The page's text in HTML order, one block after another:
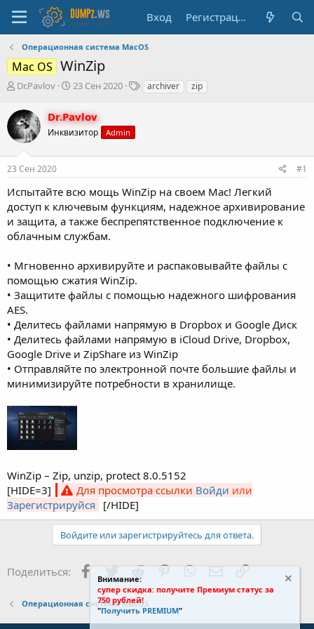
Вход Регистрация
Операционная система MacOS
Mac OS WinZip
А
т
о
р
е
м
Dr.Pavlov
Д
т
а
н
ч
а
23 Сен 2020
Тarchiver zip
Dr.Pavlov
Инквизитор Admin
23 Сен 2020 #1
Испытайте всю мощь WinZip на своем Mac! Легкий
доступ к ключевым функциям, надежное архивирование
и защита, а также беспрепятственное подключение к
облачным службам.
• Мгновенно архивируйте и распаковывайте файлы с
помощью сжатия WinZip.
• Защитите файлы с помощью надежного шифрования
AES.
• Делитесь файлами напрямую в Dropbox и Google Диск
• Делитесь файлами напрямую в iCloud Drive, Dropbox,
Google Drive и ZipShare из WinZip
• Отправляйте по электронной почте большие файлы и
минимизируйте потребности в хранилище.
WinZip – Zip, unzip, protect 8.0.5152
[HIDE=3]
Для просмотра ссылки Войди или
Зарегистрируйся [/HIDE]
Войдите или зарегистрируйтесь для ответа.
Поделиться: Facebook
TwitterRedditPinterestWhatsAppЭлектронная
Ссылка
Операционная система MacOS
Внимание:
супер скидка: получите Премиум статус за
750 рублей!
"Получить PREMIUM"